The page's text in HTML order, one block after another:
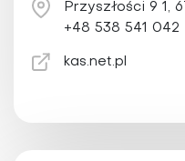
Przyszłości 9 1,
+48 538 541 042
kas.net.pl